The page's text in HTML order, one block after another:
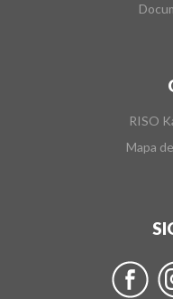
RISO
Mapa